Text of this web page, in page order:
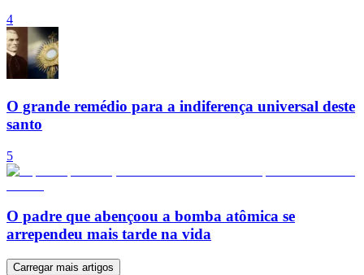
4
O grande remédio para a indiferença universal deste
santo
5
O padre que abençoou a bomba atômica se
arrependeu mais tarde na vida
Carregar mais artigos